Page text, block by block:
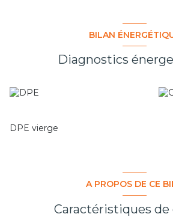
BILAN
Diagnostics
DPE vierge
A PROPOS DE CE
Caractéristiques de